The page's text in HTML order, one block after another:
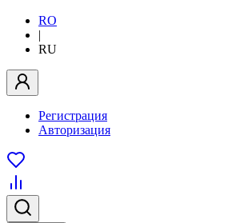
RO
|
RU
Регистрация
Авторизация